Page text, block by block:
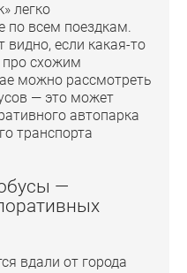
легко
по всем поездкам.
видно, если какая-то
про схожим
можно рассмотреть
— это может
автопарка
транспорта
—
вдали от города